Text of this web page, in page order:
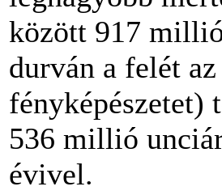
között 917
durván a felét
fényképészetet)
536 millió
évivel.